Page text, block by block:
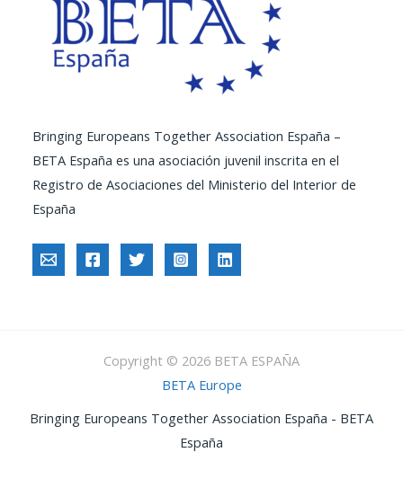
Bringing Europeans Together Association España –
BETA España es una asociación juvenil inscrita en el
Registro de Asociaciones del Ministerio del Interior de
España
Copyright © 2026 BETA ESPAÑA
BETA Europe
Bringing Europeans Together Association España - BETA
España